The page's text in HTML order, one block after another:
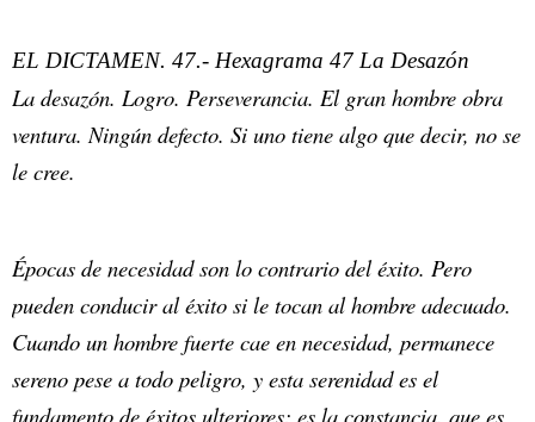
EL DICTAMEN. 47.- Hexagrama 47 La Desazón
La desazón. Logro. Perseverancia. El gran hombre obra
ventura. Ningún defecto. Si uno tiene algo que decir, no se
le cree.
Épocas de necesidad son lo contrario del éxito. Pero
pueden conducir al éxito si le tocan al hombre adecuado.
Cuando un hombre fuerte cae en necesidad, permanece
sereno pese a todo peligro, y esta serenidad es el
fundamento de éxitos ulteriores; es la constancia, que es